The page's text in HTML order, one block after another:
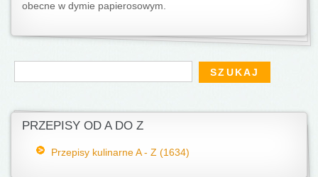
obecne w dymie papierosowym.
Formularz wyszukiwania
Szukaj
PRZEPISY OD A DO Z
Przepisy kulinarne A - Z (1634)